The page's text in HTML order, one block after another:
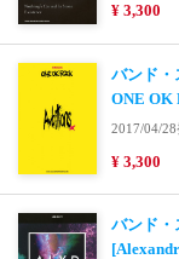
¥ 3,300
バンド・
ONE OK
2017/04/
¥ 3,300
バンド・